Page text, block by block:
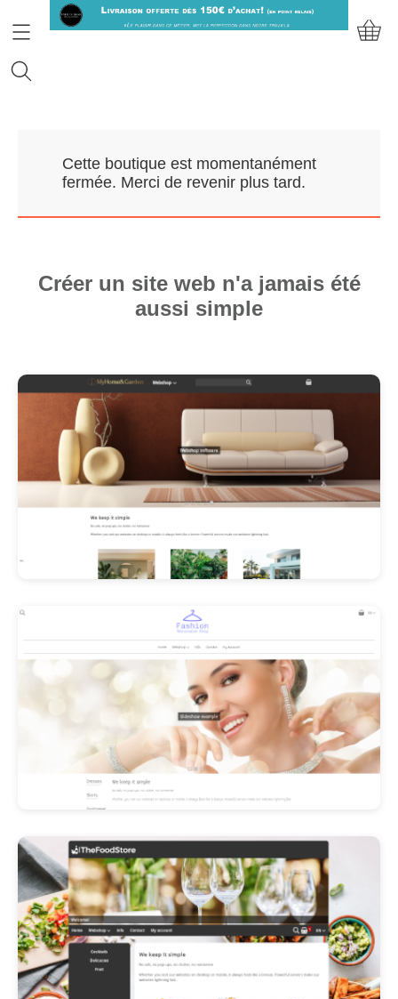
Prendre RDV
Nos Marques
Contact
E-Boutique
Les Promos!
Polishangel Belgium
Cette boutique est momentanément
fermée. Merci de revenir plus tard.
Créer un site web n'a jamais été
aussi simple